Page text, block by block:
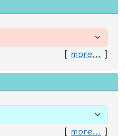
[ more... ]
[ more... ]